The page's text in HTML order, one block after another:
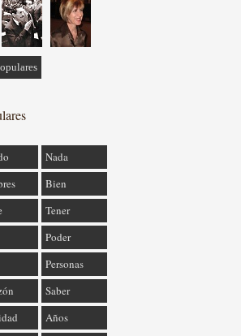
Nada
Bien
Tener
Poder
Personas
Saber
Años